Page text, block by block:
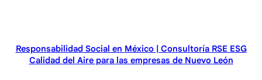
Responsabilidad Social en México | Consultoría RSE ESG
Calidad del Aire para las empresas de Nuevo León